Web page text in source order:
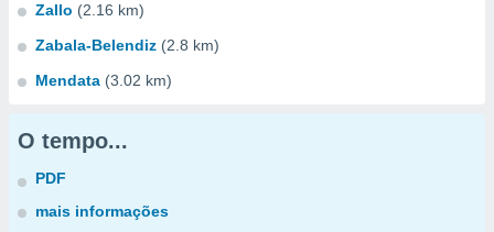
Zallo (2.16 km)
Zabala-Belendiz (2.8 km)
Mendata (3.02 km)
O tempo...
PDF
mais informações